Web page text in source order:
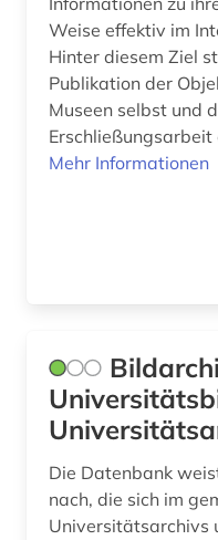
Weise effektiv im
Hinter diesem Ziel
Publikation der
Museen selbst und
Erschließungsarbeit
Mehr Informationen
Die Datenbank
nach, die sich im
Universitätsarchivs